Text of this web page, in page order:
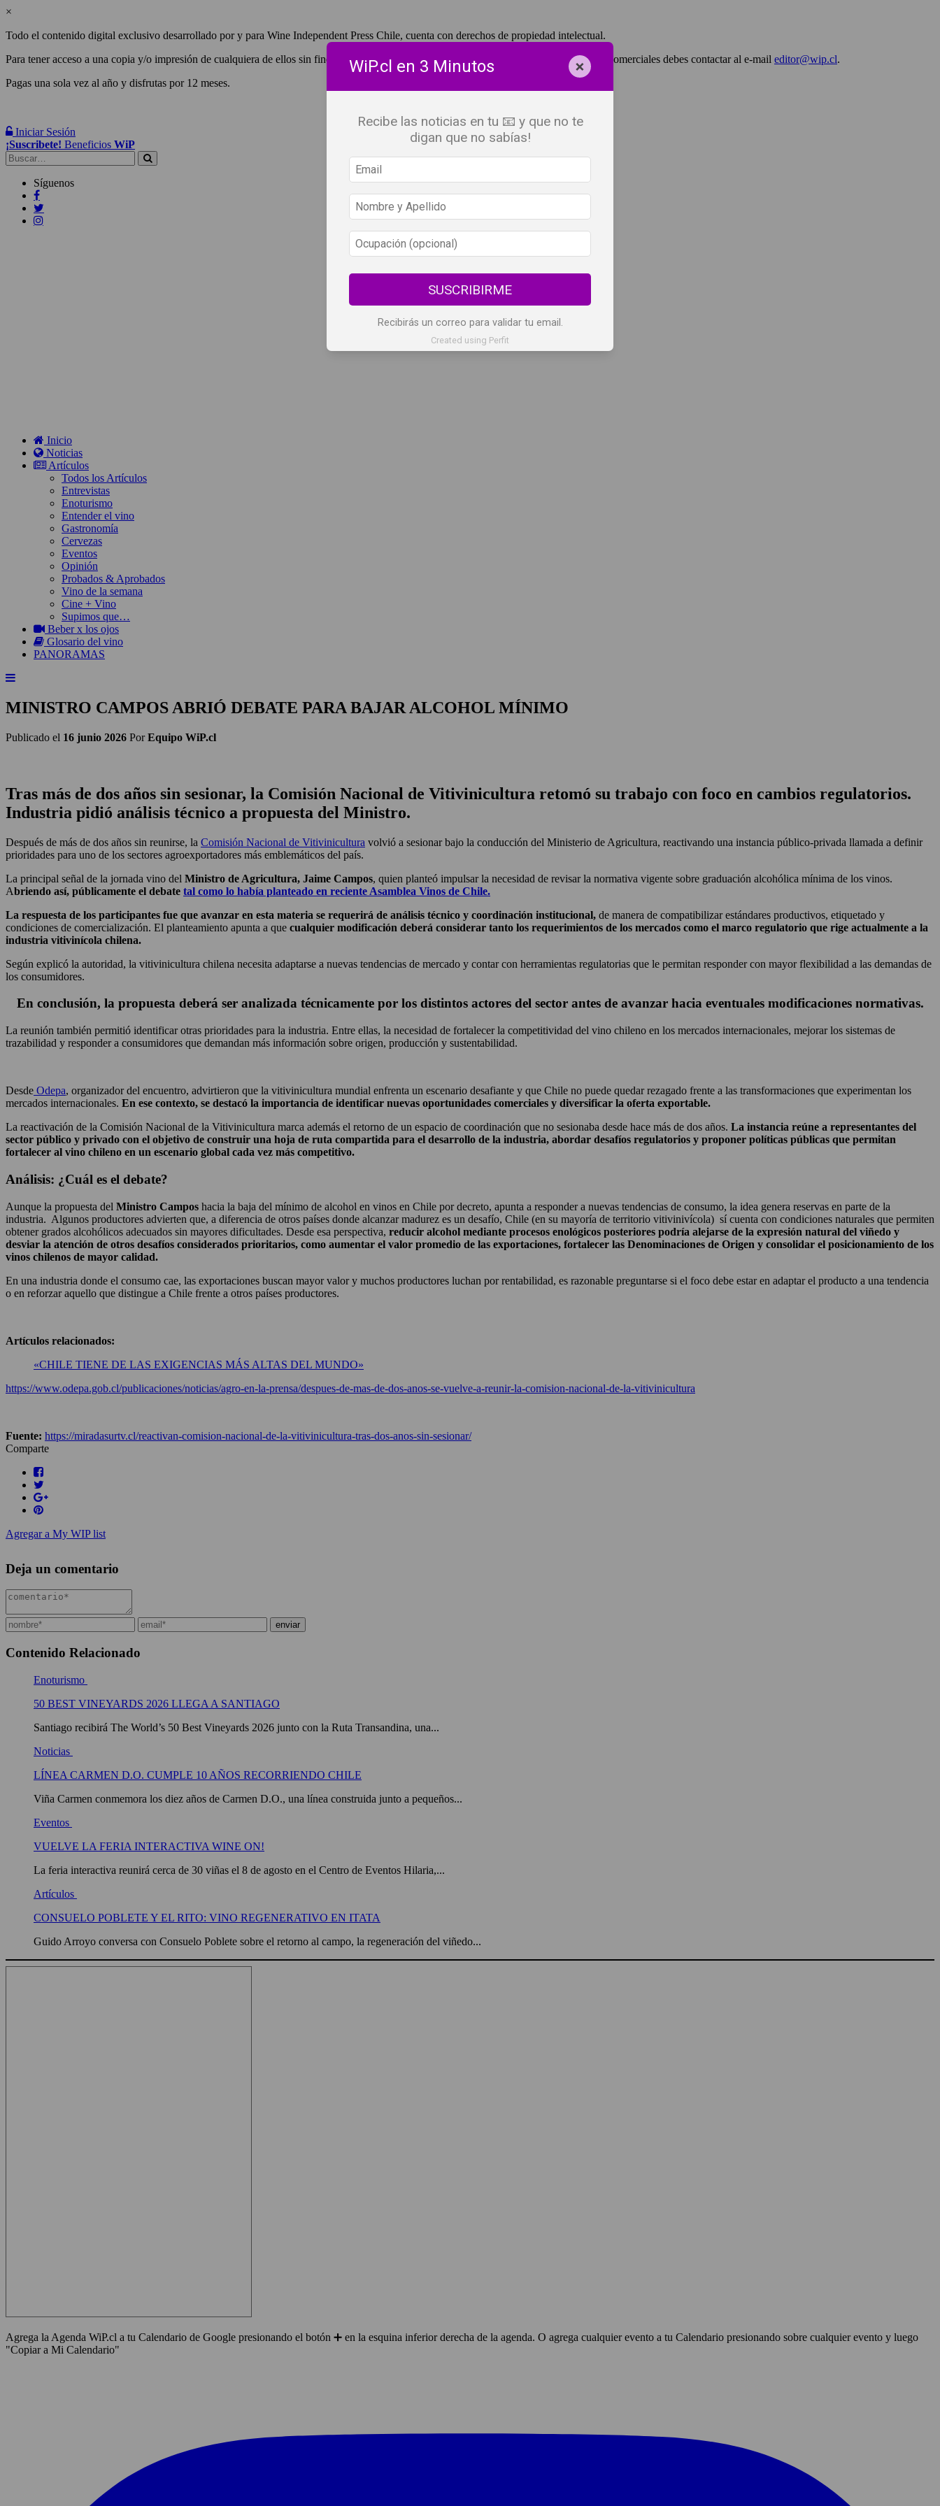
×
Todo el contenido digital exclusivo desarrollado por y para Wine Independent Press Chile, cuenta con derechos de propiedad intelectual.
Para tener acceso a una copia y/o impresión de cualquiera de ellos sin fines de lucro, debes ser #SuscriptorWiP.^Para su réplica con fines comerciales debes contactar al e-mail editor@wip.cl.
Pagas una sola vez al año y disfrutas por 12 meses.
Iniciar Sesión
¡Suscribete! Beneficios WiP
Buscar:
Síguenos
Inicio
Noticias
Artículos
Todos los Artículos
Entrevistas
Enoturismo
Entender el vino
Gastronomía
Cervezas
Eventos
Opinión
Probados & Aprobados
Vino de la semana
Cine + Vino
Supimos que…
Beber x los ojos
Glosario del vino
PANORAMAS
MINISTRO CAMPOS ABRIÓ DEBATE PARA BAJAR ALCOHOL MÍNIMO
Publicado el 16 junio 2026 PorEquipo WiP.cl
Tras más de dos años sin sesionar, la Comisión Nacional de Vitivinicultura retomó su trabajo con foco en cambios regulatorios.
Industria pidió análisis técnico a propuesta del Ministro.
Después de más de dos años sin reunirse, la Comisión Nacional de Vitivinicultura volvió a sesionar bajo la conducción del Ministerio de Agricultura, reactivando una instancia público-privada llamada a definir
prioridades para uno de los sectores agroexportadores más emblemáticos del país.
La principal señal de la jornada vino del Ministro de Agricultura, Jaime Campos, quien planteó impulsar la necesidad de revisar la normativa vigente sobre graduación alcohólica mínima de los vinos.
Abriendo así, públicamente el debate tal como lo había planteado en reciente Asamblea Vinos de Chile.
La respuesta de los participantes fue que avanzar en esta materia se requerirá de análisis técnico y coordinación institucional, de manera de compatibilizar estándares productivos, etiquetado y
condiciones de comercialización. El planteamiento apunta a que cualquier modificación deberá considerar tanto los requerimientos de los mercados como el marco regulatorio que rige actualmente a la
industria vitivinícola chilena.
Según explicó la autoridad, la vitivinicultura chilena necesita adaptarse a nuevas tendencias de mercado y contar con herramientas regulatorias que le permitan responder con mayor flexibilidad a las demandas de
los consumidores.
En conclusión, la propuesta deberá ser analizada técnicamente por los distintos actores del sector antes de avanzar hacia eventuales modificaciones normativas.
La reunión también permitió identificar otras prioridades para la industria. Entre ellas, la necesidad de fortalecer la competitividad del vino chileno en los mercados internacionales, mejorar los sistemas de
trazabilidad y responder a consumidores que demandan más información sobre origen, producción y sustentabilidad.
Desde Odepa, organizador del encuentro, advirtieron que la vitivinicultura mundial enfrenta un escenario desafiante y que Chile no puede quedar rezagado frente a las transformaciones que experimentan los
mercados internacionales. En ese contexto, se destacó la importancia de identificar nuevas oportunidades comerciales y diversificar la oferta exportable.
La reactivación de la Comisión Nacional de la Vitivinicultura marca además el retorno de un espacio de coordinación que no sesionaba desde hace más de dos años. La instancia reúne a representantes del
sector público y privado con el objetivo de construir una hoja de ruta compartida para el desarrollo de la industria, abordar desafíos regulatorios y proponer políticas públicas que permitan
fortalecer al vino chileno en un escenario global cada vez más competitivo.
Análisis: ¿Cuál es el debate?
Aunque la propuesta del Ministro Campos hacia la baja del mínimo de alcohol en vinos en Chile por decreto, apunta a responder a nuevas tendencias de consumo, la idea genera reservas en parte de la
industria. Algunos productores advierten que, a diferencia de otros países donde alcanzar madurez es un desafío, Chile (en su mayoría de territorio vitivinivícola) sí cuenta con condiciones naturales que permiten
obtener grados alcohólicos adecuados sin mayores dificultades. Desde esa perspectiva, reducir alcohol mediante procesos enológicos posteriores podría alejarse de la expresión natural del viñedo y
desviar la atención de otros desafíos considerados prioritarios, como aumentar el valor promedio de las exportaciones, fortalecer las Denominaciones de Origen y consolidar el posicionamiento de los
vinos chilenos de mayor calidad.
En una industria donde el consumo cae, las exportaciones buscan mayor valor y muchos productores luchan por rentabilidad, es razonable preguntarse si el foco debe estar en adaptar el producto a una tendencia
o en reforzar aquello que distingue a Chile frente a otros países productores.
Artículos relacionados:
«CHILE TIENE DE LAS EXIGENCIAS MÁS ALTAS DEL MUNDO»
https://www.odepa.gob.cl/publicaciones/noticias/agro-en-la-prensa/despues-de-mas-de-dos-anos-se-vuelve-a-reunir-la-comision-nacional-de-la-vitivinicultura
Fuente: https://miradasurtv.cl/reactivan-comision-nacional-de-la-vitivinicultura-tras-dos-anos-sin-sesionar/
Comparte
Agregar a My WIP list
Deja un comentario
Contenido Relacionado
Enoturismo
50 BEST VINEYARDS 2026 LLEGA A SANTIAGO
Santiago recibirá The World’s 50 Best Vineyards 2026 junto con la Ruta Transandina, una...
Noticias
LÍNEA CARMEN D.O. CUMPLE 10 AÑOS RECORRIENDO CHILE
Viña Carmen conmemora los diez años de Carmen D.O., una línea construida junto a pequeños...
Eventos
VUELVE LA FERIA INTERACTIVA WINE ON!
La feria interactiva reunirá cerca de 30 viñas el 8 de agosto en el Centro de Eventos Hilaria,...
Artículos
CONSUELO POBLETE Y EL RITO: VINO REGENERATIVO EN ITATA
Guido Arroyo conversa con Consuelo Poblete sobre el retorno al campo, la regeneración del viñedo...
Agrega la Agenda WiP.cl a tu Calendario de Google presionando el botón ➕ en la esquina inferior derecha de la agenda. O agrega cualquier evento a tu Calendario presionando sobre cualquier evento y luego
"Copiar a Mi Calendario"
WiP.cl en 3 Minutos ×
Recibe las noticias en tu 📧 y que no te
digan que no sabías!
SUSCRIBIRME
Recibirás un correo para validar tu email.
Created using Perfit